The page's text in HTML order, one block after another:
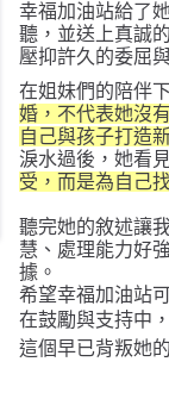
幸福加油站給了
聽，並送上真誠
壓抑許久的委屈
在姐妹們的陪伴
婚，不代表她沒
自己與孩子打造
淚水過後，她看
受，而是為自己
聽完她的敘述讓
慧、處理能力好
據。
希望幸福加油站
在鼓勵與支持中，
這個早已背叛她